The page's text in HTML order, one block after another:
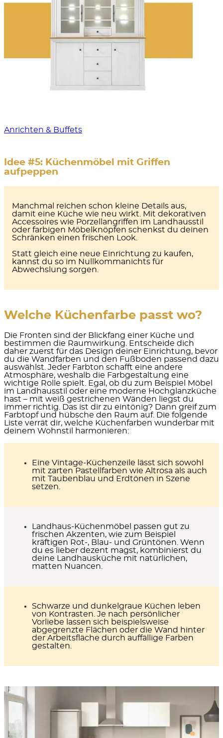
Anrichten & Buffets
Idee #5: Küchenmöbel mit Griffen
aufpeppen
Manchmal reichen schon kleine Details aus,
damit eine Küche wie neu wirkt. Mit dekorativen
Accessoires wie Porzellangriffen im Landhausstil
oder farbigen Möbelknöpfen schenkst du deinen
Schränken einen frischen Look.
Statt gleich eine neue Einrichtung zu kaufen,
kannst du so im Nullkommanichts für
Abwechslung sorgen.
Welche Küchenfarbe passt wo?
Die Fronten sind der Blickfang einer Küche und
bestimmen die Raumwirkung. Entscheide dich
daher zuerst für das Design deiner Einrichtung, bevor
du die Wandfarben und den Fußboden passend dazu
auswählst. Jeder Farbton schafft eine andere
Atmosphäre, weshalb die Farbgestaltung eine
wichtige Rolle spielt. Egal, ob du zum Beispiel Möbel
im Landhausstil oder eine moderne Hochglanzküche
hast – mit weiß gestrichenen Wänden liegst du
immer richtig. Das ist dir zu eintönig? Dann greif zum
Farbtopf und hübsche den Raum auf. Die folgende
Liste verrät dir, welche Küchenfarben wunderbar mit
deinem Wohnstil harmonieren:
Eine Vintage-Küchenzeile lässt sich sowohl
mit zarten Pastellfarben wie Altrosa als auch
mit Taubenblau und Erdtönen in Szene
setzen.
Landhaus-Küchenmöbel
passen gut zu
frischen Akzenten, wie zum Beispiel
kräftigen Rot-, Blau- und Grüntönen. Wenn
du es lieber dezent magst, kombinierst du
deine Landhausküche mit natürlichen,
matten Nuancen.
Schwarze und dunkelgraue Küchen leben
von Kontrasten. Je nach persönlicher
Vorliebe lassen sich beispielsweise
abgegrenzte Flächen oder die Wand hinter
der Arbeitsfläche durch auffällige Farben
gestalten.